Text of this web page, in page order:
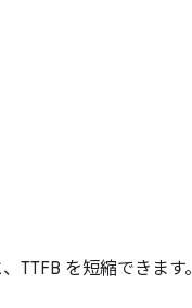
TTFB を短縮できます。